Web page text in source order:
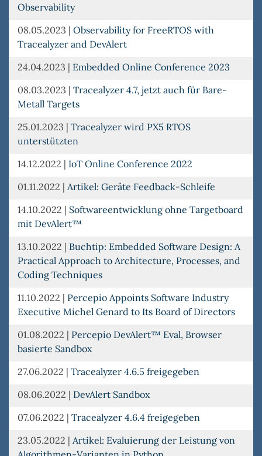
Observability
08.05.2023 | Observability for FreeRTOS with
Tracealyzer and DevAlert
24.04.2023 | Embedded Online Conference 2023
08.03.2023 | Tracealyzer 4.7, jetzt auch für Bare-
Metall Targets
25.01.2023 | Tracealyzer wird PX5 RTOS
unterstützten
14.12.2022 | IoT Online Conference 2022
01.11.2022 | Artikel: Geräte Feedback-Schleife
14.10.2022 | Softwareentwicklung ohne Targetboard
mit DevAlert™
13.10.2022 | Buchtip: Embedded Software Design: A
Practical Approach to Architecture, Processes, and
Coding Techniques
11.10.2022 | Percepio Appoints Software Industry
Executive Michel Genard to Its Board of Directors
01.08.2022 | Percepio DevAlert™ Eval, Browser
basierte Sandbox
27.06.2022 | Tracealyzer 4.6.5 freigegeben
08.06.2022 | DevAlert Sandbox
07.06.2022 | Tracealyzer 4.6.4 freigegeben
23.05.2022 | Artikel: Evaluierung der Leistung von